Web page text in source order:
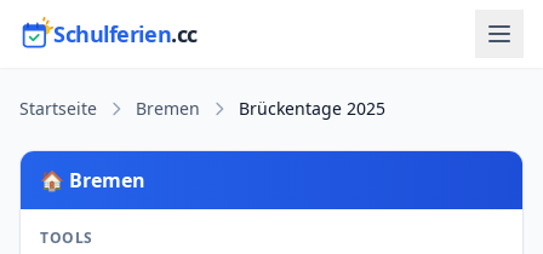
Schulferien.cc
Startseite Bremen Brückentage 2025
🏠 Bremen
TOOLS